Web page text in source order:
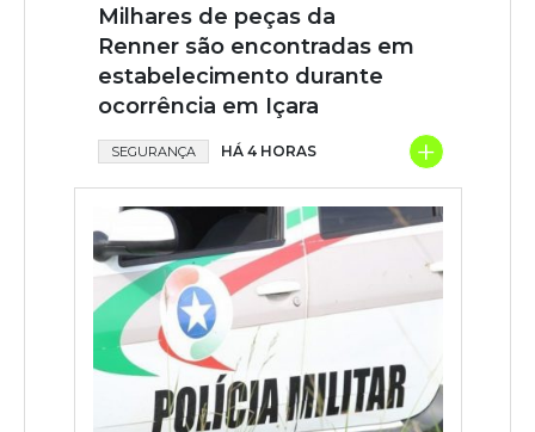
Milhares de peças da
Renner são encontradas em
estabelecimento durante
ocorrência em Içara
SEGURANÇA HÁ 4 HORAS +